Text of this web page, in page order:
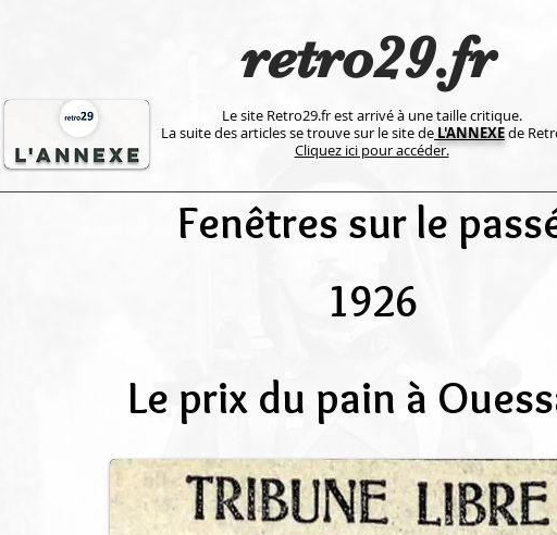
retro29.fr
Le site Retro29.fr est arrivé à une taille critique.
La suite des articles se trouve sur le site deL'ANNEXEde
Cliquez ici pour accéder.
Fenêtres sur le
1926
Le prix du pain à